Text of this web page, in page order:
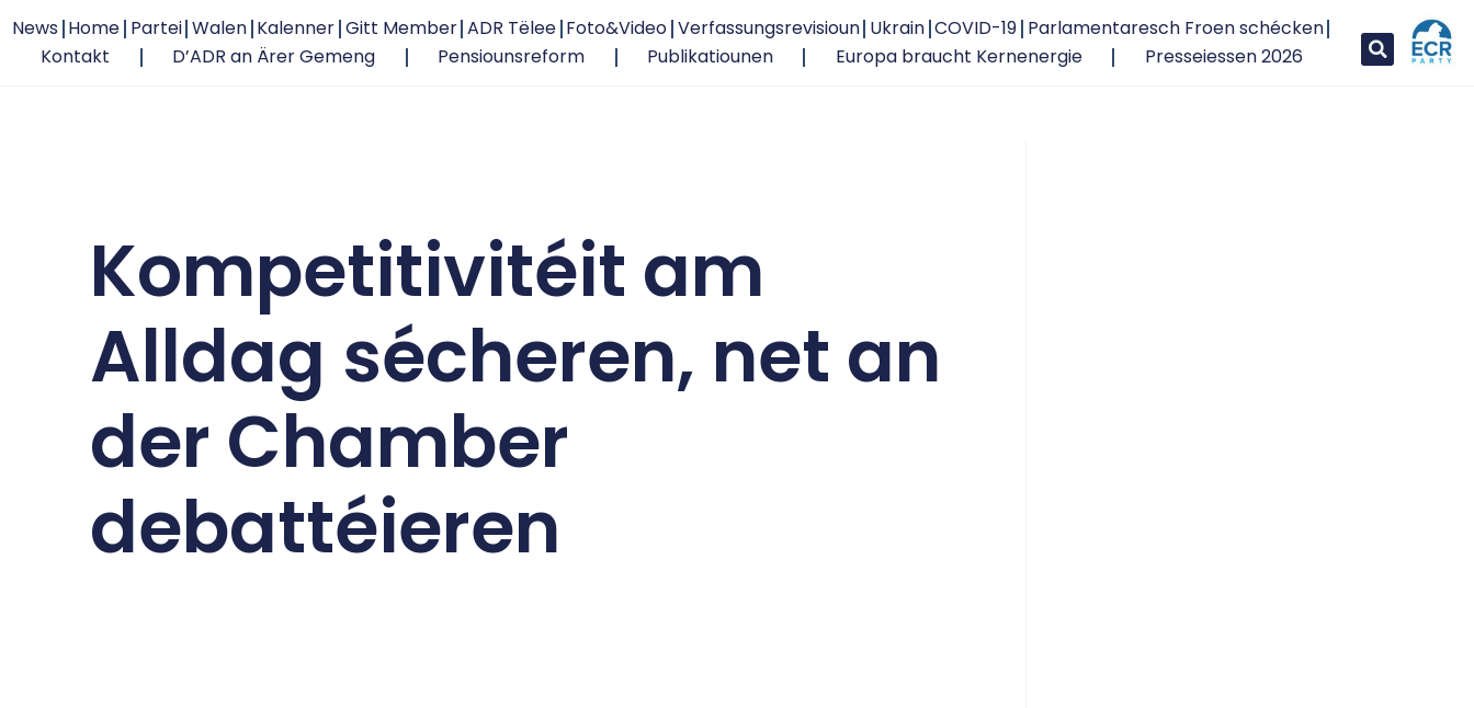
News Home Partei Walen Kalenner Gitt Member ADR Tëlee Foto&Video Verfassungsrevisioun Ukrain COVID-19 Parlamentaresch Froen schécken
Kontakt
D’ADR an Ärer Gemeng Pensiounsreform Publikatiounen Europa braucht Kernenergie Presseiessen 2026
Kompetitivitéit am
Alldag sécheren, net an
der Chamber
debattéieren